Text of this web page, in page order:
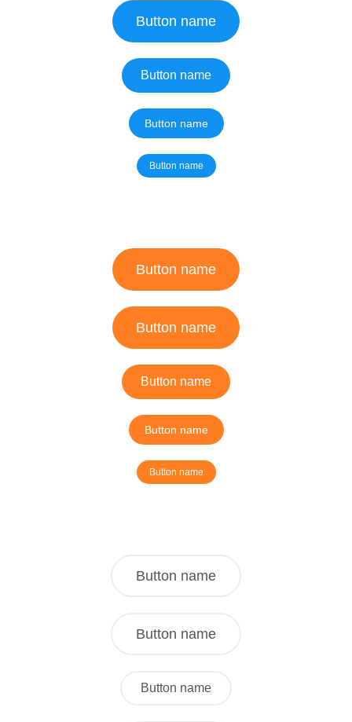
Button name
Button name
Button name
Button name
Button name
Button name
Button name
Button name
Button name
Button name
Button name
Button name